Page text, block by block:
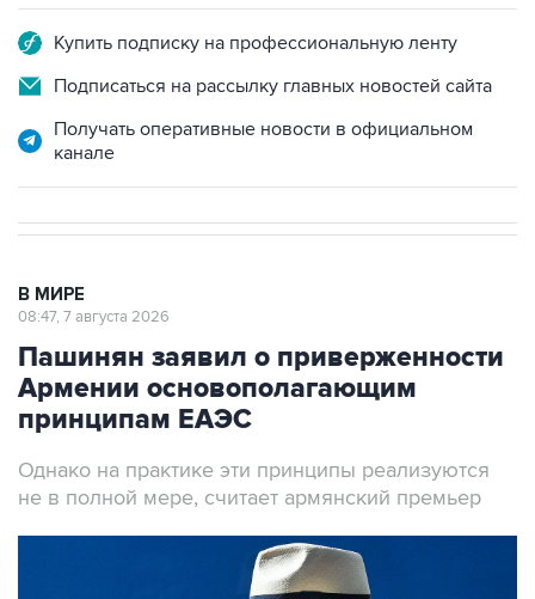
Подписаться на рассылку главных новостей сайта
Получать оперативные новости в официальном
Пашинян заявил о приверженности
Армении основополагающим
принципам ЕАЭС
Однако на практике эти принципы реализуются